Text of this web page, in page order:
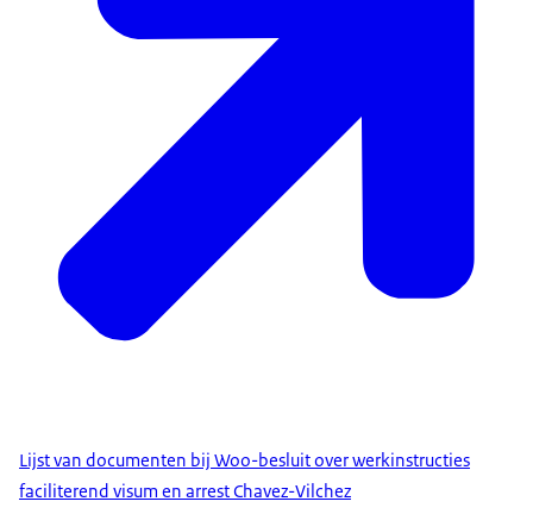
Lijst van documenten bij Woo-besluit over werkinstructies
faciliterend visum en arrest Chavez-Vilchez